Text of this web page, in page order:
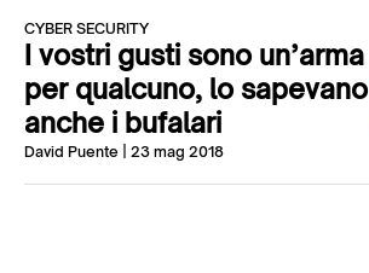
Chi siamo
Contatti
CYBER SECURITY
I vostri gusti sono un’arma
per qualcuno, lo sapevano
anche i bufalari
David Puente | 23 mag 2018